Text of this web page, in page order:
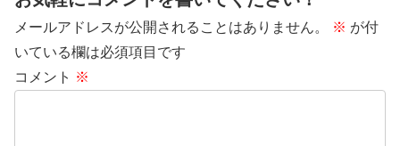
メールアドレスが公開されることはありません。 ※ が付
いている欄は必須項目です
コメント ※